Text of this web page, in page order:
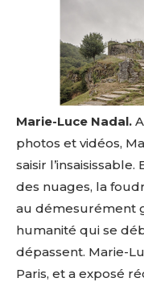
Marie-Luce Nadal.
photos et vidéos,
saisir
des nuages, la
au démesurément
humanité qui se
dépassent. Marie-
Paris, et a exposé